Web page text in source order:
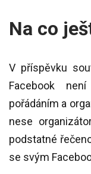
Na co
V příspěvku
Facebook
pořádáním a
nese
podstatné
se svým